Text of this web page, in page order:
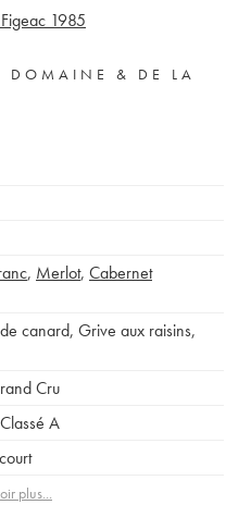
1985
DOMAINE & DE LA
, Merlot, Cabernet
canard, Grive aux raisins,
Cru
A
plus...